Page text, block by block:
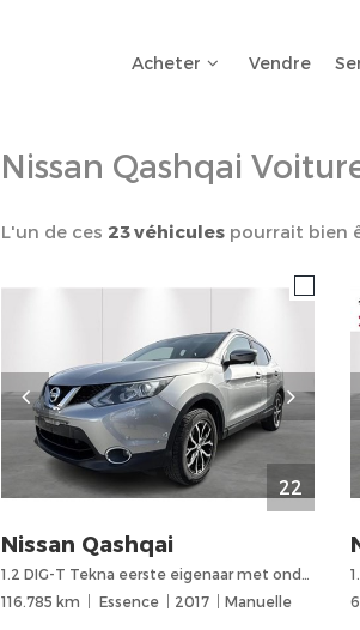
Acheter Vendre
Nissan Qashqai
L'un de ces 23 véhicules pourrait bien
22
Nissan Qashqai
1.2 DIG-T Tekna eerste eigenaar met onderhoudsboek! verwarmde elektrisch verstelbaar lederen zetels,
116.785 km
Essence 2017 Manuelle